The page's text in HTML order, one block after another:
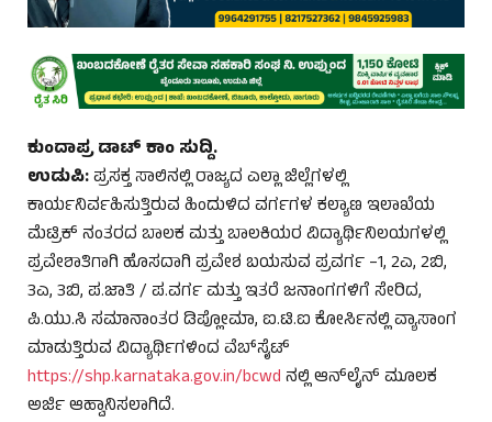
ಕುಂದಾಪ್ರ ಡಾಟ್‌ ಕಾಂ ಸುದ್ದಿ.
ಉಡುಪಿ:ಪ್ರಸಕ್ತ ಸಾಲಿನಲ್ಲಿ ರಾಜ್ಯದ ಎಲ್ಲಾ ಜಿಲ್ಲೆಗಳಲ್ಲಿ
ಕಾರ್ಯನಿರ್ವಹಿಸುತ್ತಿರುವ ಹಿಂದುಳಿದ ವರ್ಗಗಳ ಕಲ್ಯಾಣ ಇಲಾಖೆಯ
ಮೆಟ್ರಿಕ್ ನಂತರದ ಬಾಲಕ ಮತ್ತು ಬಾಲಕಿಯರ ವಿದ್ಯಾರ್ಥಿನಿಲಯಗಳಲ್ಲಿ
ಪ್ರವೇಶಾತಿಗಾಗಿ ಹೊಸದಾಗಿ ಪ್ರವೇಶ ಬಯಸುವ ಪ್ರವರ್ಗ –1, 2ಎ, 2ಬಿ,
3ಎ, 3ಬಿ, ಪ.ಜಾತಿ / ಪ.ವರ್ಗ ಮತ್ತು ಇತರೆ ಜನಾಂಗಗಳಿಗೆ ಸೇರಿದ,
ಪಿ.ಯು.ಸಿ ಸಮಾನಾಂತರ ಡಿಪ್ಲೋಮಾ, ಐ.ಟಿ.ಐ ಕೋರ್ಸಿನಲ್ಲಿ ವ್ಯಾಸಾಂಗ
ಮಾಡುತ್ತಿರುವ ವಿದ್ಯಾರ್ಥಿಗಳಿಂದ ವೆಬ್‌ಸೈಟ್
https://shp.karnataka.gov.in/bcwdನಲ್ಲಿ ಆನ್‌ಲೈನ್ ಮೂಲಕ
ಅರ್ಜಿ ಆಹ್ವಾನಿಸಲಾಗಿದೆ.